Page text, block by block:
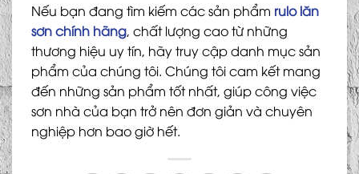
Nếu bạn đang tìm kiếm các sản phẩm rulo lăn
sơn chính hãng, chất lượng cao từ những
thương hiệu uy tín, hãy truy cập danh mục sản
phẩm của chúng tôi. Chúng tôi cam kết mang
đến những sản phẩm tốt nhất, giúp công việc
sơn nhà của bạn trở nên đơn giản và chuyên
nghiệp hơn bao giờ hết.